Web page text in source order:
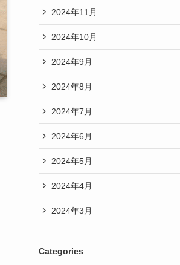
2024年11月
2024年10月
2024年9月
2024年8月
2024年7月
2024年6月
2024年5月
2024年4月
2024年3月
Categories